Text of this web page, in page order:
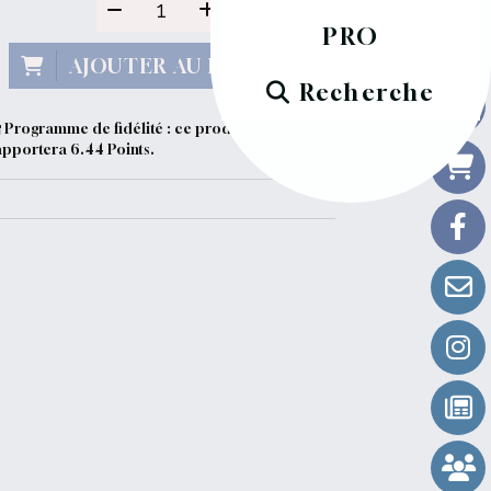
PRO
Recherche
AJOUTER AU PANIER
Programme de fidélité : ce produit vous
6.44 Points.